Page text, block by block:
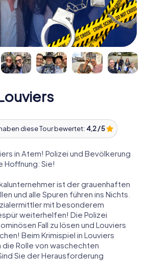
diese Tour bewertet: 4,2 / 5
in Atem! Polizei und Bevölkerung
Hoffnung: Sie!
ist der grauenhaften
und alle Spuren führen ins Nichts.
mit besonderem
weiterhelfen! Die Polizei
Fall zu lösen und Louviers
Beim Krimispiel in Louviers
die Rolle von waschechten
Sie der Herausforderung